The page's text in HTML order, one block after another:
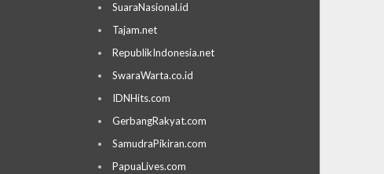
SuaraNasional.id
Tajam.net
RepublikIndonesia.net
SwaraWarta.co.id
IDNHits.com
GerbangRakyat.com
SamudraPikiran.com
PapuaLives.com